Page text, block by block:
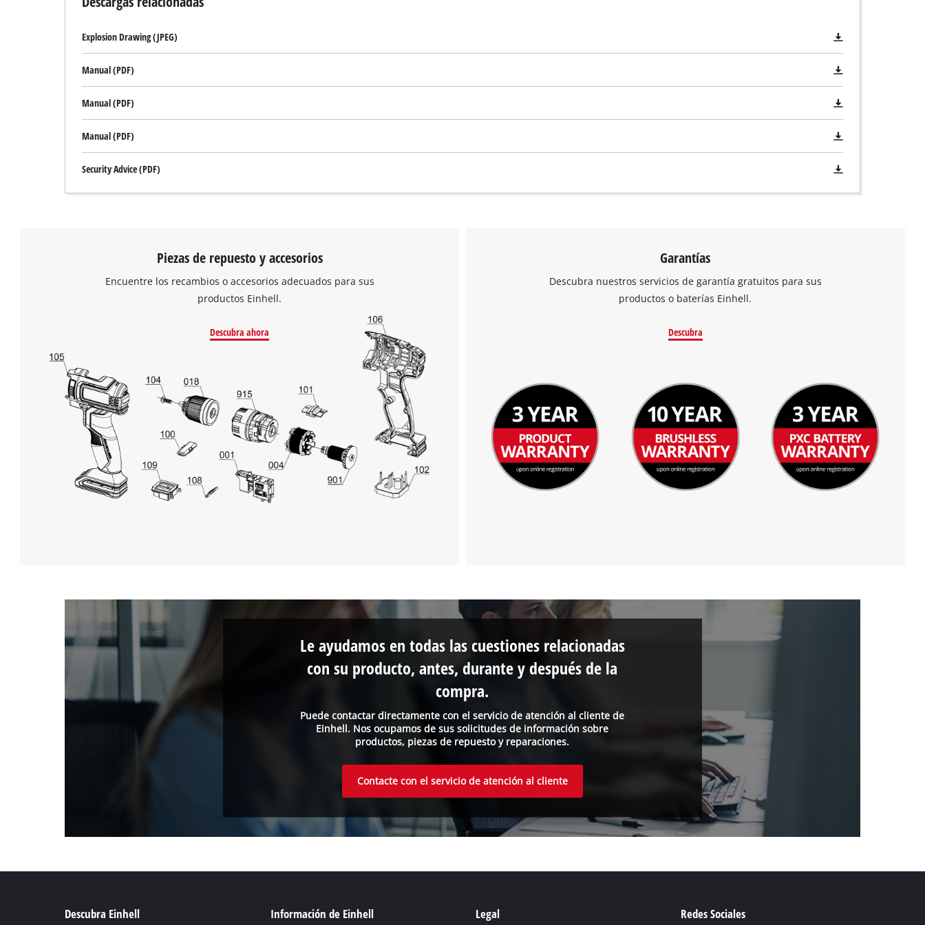
Explosion Drawing (JPEG)
Manual (PDF)
Manual (PDF)
Manual (PDF)
Security Advice (PDF)
Piezas de repuesto y accesorios
Encuentre los recambios o accesorios adecuados para sus
productos Einhell.
Descubra ahora
Garantías
Descubra nuestros servicios de garantía gratuitos para sus
productos o baterías Einhell.
Descubra
Puede contactar directamente con el servicio de atención al cliente de
Einhell. Nos ocupamos de sus solicitudes de información sobre
productos, piezas de repuesto y reparaciones.
Le ayudamos en todas las cuestiones relacionadas
con su producto, antes, durante y después de la
compra.
Contacte con el servicio de atención al cliente
Descubra Einhell Información de Einhell Legal Redes Sociales